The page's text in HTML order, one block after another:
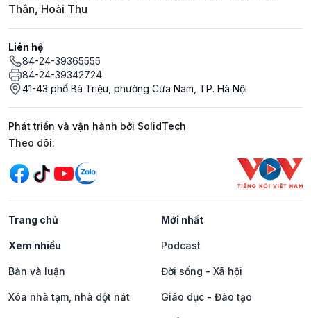
Thân, Hoài Thu
Liên hệ
84-24-39365555
84-24-39342724
41-43 phố Bà Triệu, phường Cửa Nam, TP. Hà Nội
Phát triển và vận hành bởi SolidTech
Mạng xã hội
Theo dõi:
Trang chủ Mới nhất
Xem nhiều Podcast
Bàn và luận Đời sống - Xã hội
Xóa nhà tạm, nhà dột nát Giáo dục - Đào tạo